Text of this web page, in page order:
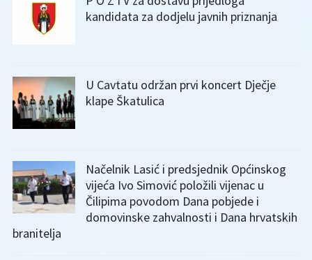
kandidata za dodjelu javnih priznanja
U Cavtatu održan prvi koncert Dječje
klape Škatulica
Načelnik Lasić i predsjednik Općinskog
vijeća Ivo Simović položili vijenac u
Čilipima povodom Dana pobjede i
domovinske zahvalnosti i Dana hrvatskih
branitelja